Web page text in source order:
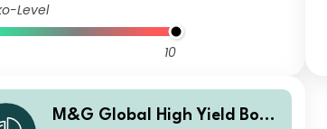
Level
10
M&G Global High Yield Bond